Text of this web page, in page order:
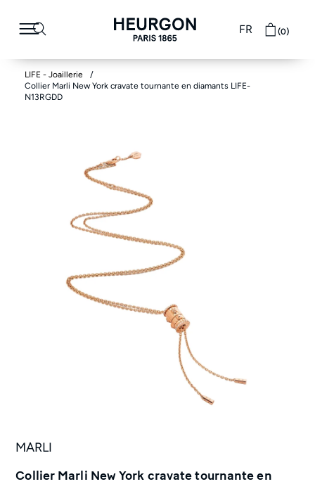
FR (0)
LIFE - Joaillerie
Collier Marli New York cravate tournante en diamants LIFE-
N13RGDD
MARLI
Collier Marli New York cravate tournante en